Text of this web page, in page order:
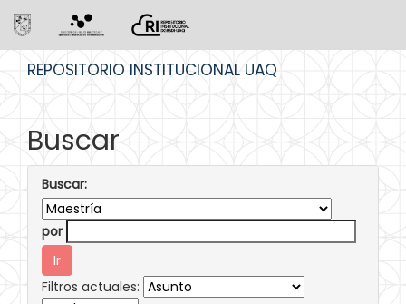
REPOSITORIO INSTITUCIONAL UAQ
Buscar
Buscar:
por
Filtros actuales: